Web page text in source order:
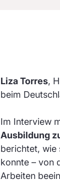
Liza Torres,
beim
Im Interview
Ausbildung
berichtet, wie
konnte – von
Arbeiten